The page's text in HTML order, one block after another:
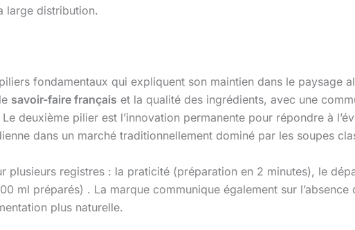
large distribution.
fondamentaux qui expliquent son maintien dans le paysage
savoir-faire français et la qualité des ingrédients, avec une
deuxième pilier est l’innovation permanente pour répondre à
dans un marché traditionnellement dominé par les soupes
registres : la praticité (préparation en 2 minutes), le
ml préparés) . La marque communique également sur l’absence
plus naturelle.